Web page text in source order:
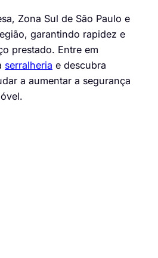
Zona Sul de São Paulo e
garantindo rapidez e
prestado. Entre em
serralheria e descubra
a aumentar a segurança